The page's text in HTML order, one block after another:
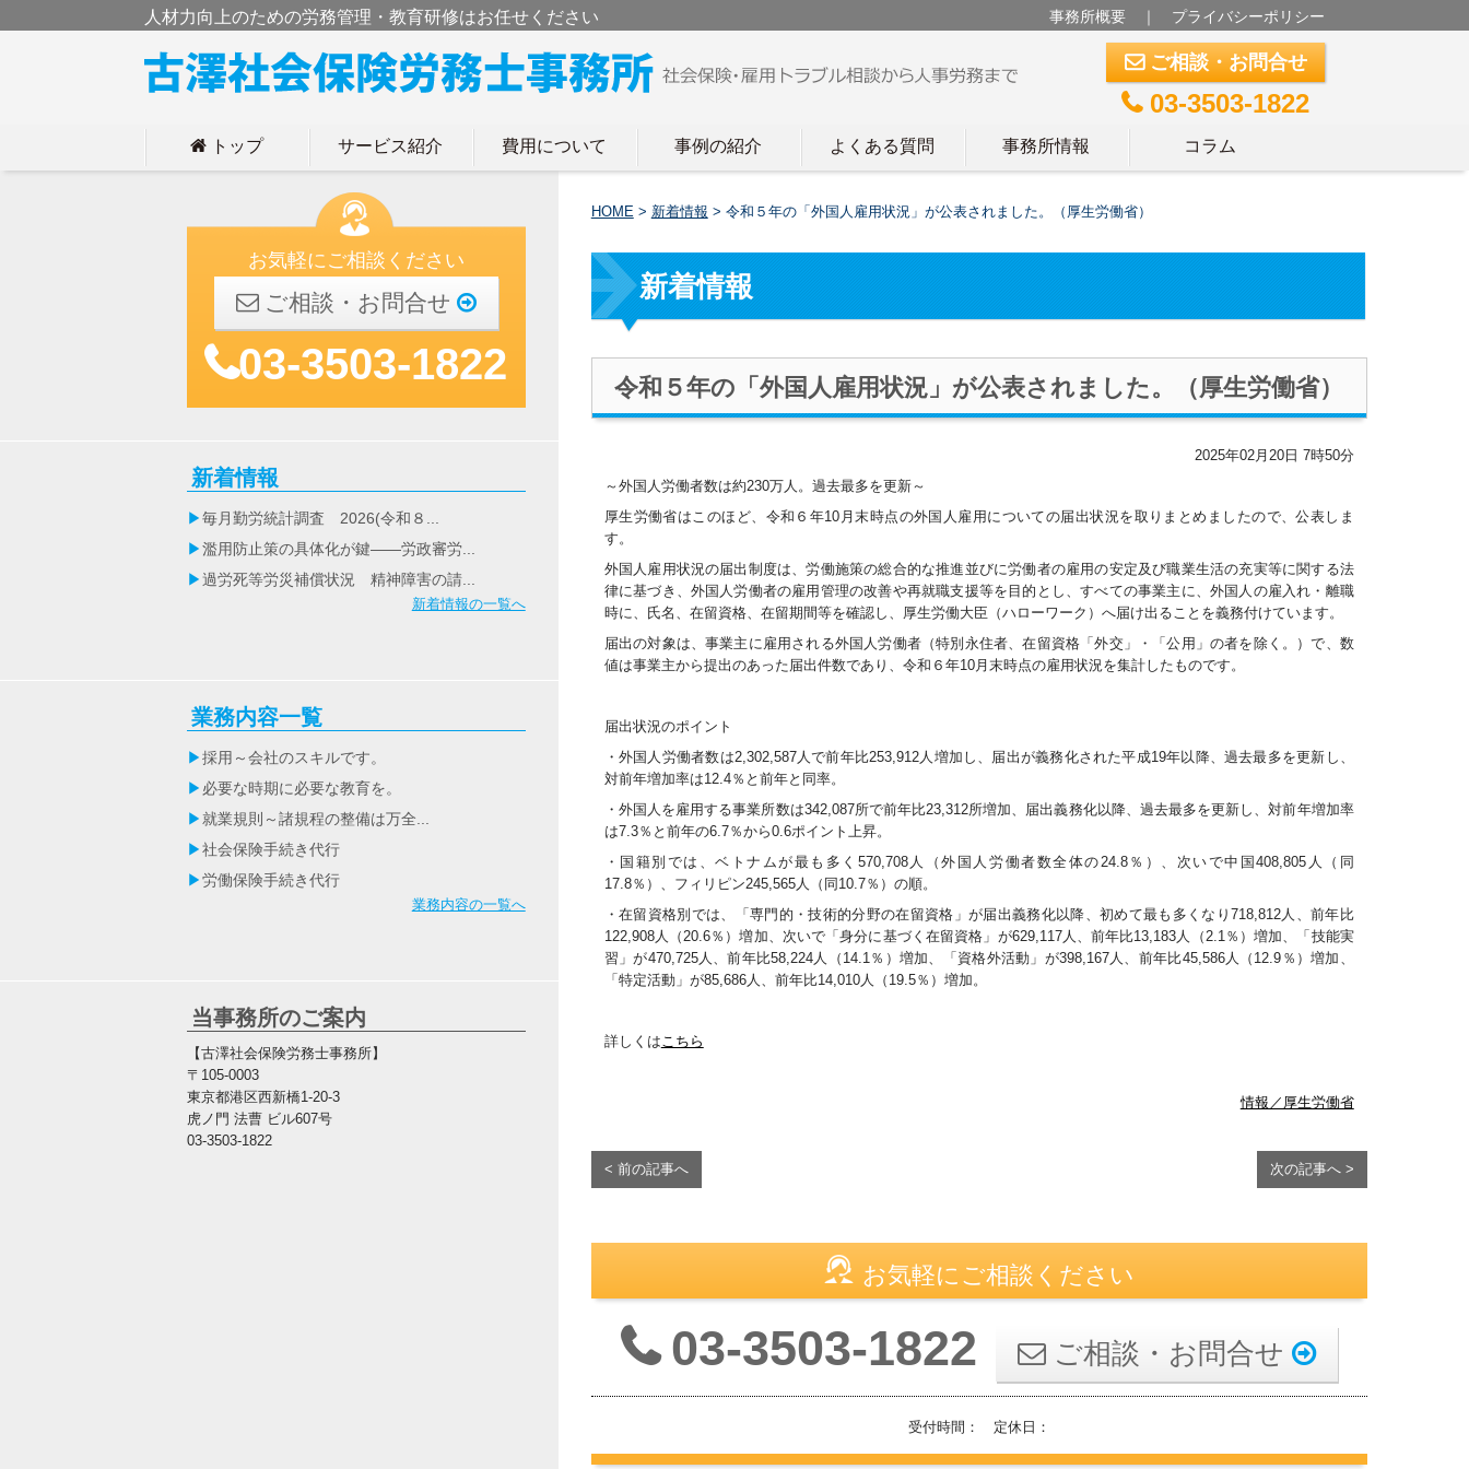
人材力向上のための労務管理・教育研修はお任せください 事務所概要 ｜ プライバシーポリシー
mご相談・お問合せ
t03-3503-1822
hトップ サービス紹介 費用について 事例の紹介 よくある質問 事務所情報 コラム
HOME> 新着情報 > 令和５年の「外国人雇用状況」が公表されました。（厚生労働省）
新着情報
令和５年の「外国人雇用状況」が公表されました。（厚生労働省）
2025年02月20日 7時50分
～外国人労働者数は約230万人。過去最多を更新～
厚生労働省はこのほど、令和６年10月末時点の外国人雇用についての届出状況を取りまとめましたので、公表しま
す。
外国人雇用状況の届出制度は、労働施策の総合的な推進並びに労働者の雇用の安定及び職業生活の充実等に関する法
律に基づき、外国人労働者の雇用管理の改善や再就職支援等を目的とし、すべての事業主に、外国人の雇入れ・離職
時に、氏名、在留資格、在留期間等を確認し、厚生労働大臣（ハローワーク）へ届け出ることを義務付けています。
届出の対象は、事業主に雇用される外国人労働者（特別永住者、在留資格「外交」・「公用」の者を除く。）で、数
値は事業主から提出のあった届出件数であり、令和６年10月末時点の雇用状況を集計したものです。
届出状況のポイント
・外国人労働者数は2,302,587人で前年比253,912人増加し、届出が義務化された平成19年以降、過去最多を更新し、
対前年増加率は12.4％と前年と同率。
・外国人を雇用する事業所数は342,087所で前年比23,312所増加、届出義務化以降、過去最多を更新し、対前年増加率
は7.3％と前年の6.7％から0.6ポイント上昇。
・国籍別では、ベトナムが最も多く570,708人（外国人労働者数全体の24.8％）、次いで中国408,805人（同
17.8％）、フィリピン245,565人（同10.7％）の順。
・在留資格別では、「専門的・技術的分野の在留資格」が届出義務化以降、初めて最も多くなり718,812人、前年比
122,908人（20.6％）増加、次いで「身分に基づく在留資格」が629,117人、前年比13,183人（2.1％）増加、「技能実
習」が470,725人、前年比58,224人（14.1％）増加、「資格外活動」が398,167人、前年比45,586人（12.9％）増加、
「特定活動」が85,686人、前年比14,010人（19.5％）増加。
詳しくはこちら
情報／厚生労働省
< 前の記事へ 次の記事へ >
お気軽にご相談ください
03-3503-1822 ご相談・お問合せ
受付時間： 定休日：
お気軽にご相談ください
ご相談・お問合せ
03-3503-1822
新着情報
毎月勤労統計調査 2026(令和８...
濫用防止策の具体化が鍵――労政審労...
過労死等労災補償状況 精神障害の請...
新着情報の一覧へ
業務内容一覧
採用～会社のスキルです。
必要な時期に必要な教育を。
就業規則～諸規程の整備は万全...
社会保険手続き代行
労働保険手続き代行
業務内容の一覧へ
当事務所のご案内
【古澤社会保険労務士事務所】
〒105-0003
東京都港区西新橋1-20-3
虎ノ門 法曹 ビル607号
03-3503-1822